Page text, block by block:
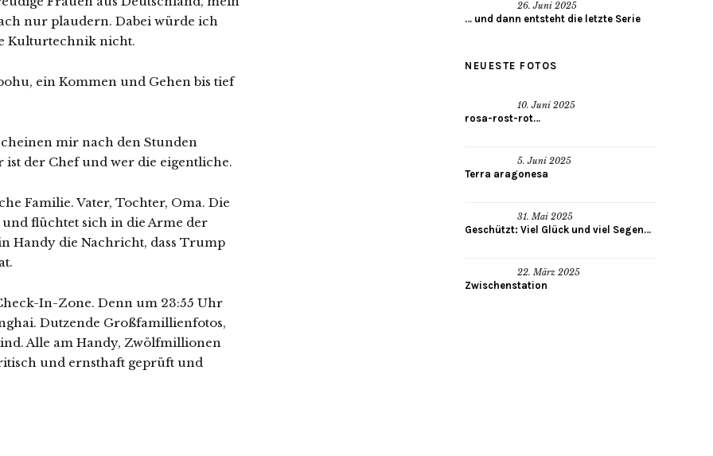
nur plaudern. Dabei würde ich
Kulturtechnik nicht.
ein Kommen und Gehen bis tief
mir nach den Stunden
der Chef und wer die eigentliche.
Familie. Vater, Tochter, Oma. Die
flüchtet sich in die Arme der
Handy die Nachricht, dass Trump
In-Zone. Denn um 23:55 Uhr
Dutzende Großfamillienfotos,
Alle am Handy, Zwölfmillionen
und ernsthaft geprüft und
26. Juni 2025
… und dann entsteht die letzte Serie
NEUESTE FOTOS
10. Juni 2025
rosa-rost-rot…
5. Juni 2025
Terra aragonesa
31. Mai 2025
Geschützt: Viel Glück und viel Segen…
22. März 2025
Zwischenstation